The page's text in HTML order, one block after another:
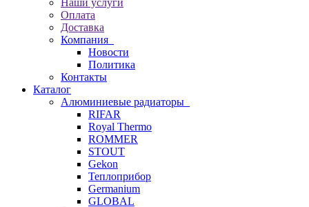
Наши услуги
Оплата
Доставка
Компания
Новости
Политика
Контакты
Каталог
Алюминиевые радиаторы
RIFAR
Royal Thermo
ROMMER
STOUT
Gekon
Теплоприбор
Germanium
GLOBAL